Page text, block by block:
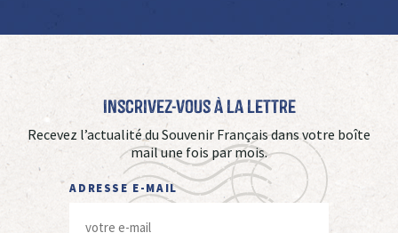
Inscrivez-vous à La Lettre
Recevez l’actualité du Souvenir Français dans votre boîte
mail une fois par mois.
ADRESSE E-MAIL